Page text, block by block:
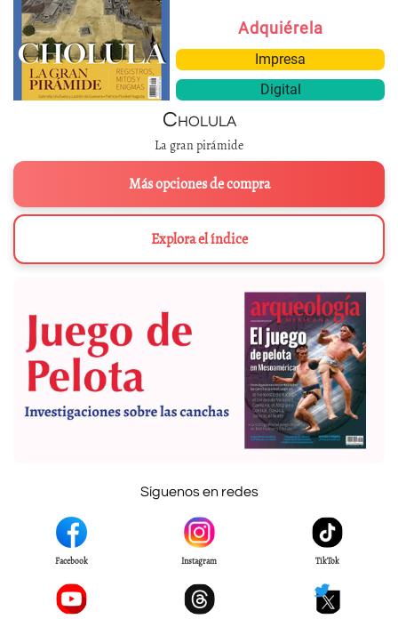
Adquiérela
Impresa
Digital
Cholula
La gran pirámide
Más opciones de compra
Explora el índice
Síguenos en redes
Facebook Instagram TikTok